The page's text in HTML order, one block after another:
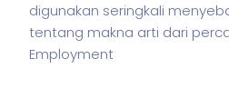
digunakan seringkali
tentang makna arti dari
Employment